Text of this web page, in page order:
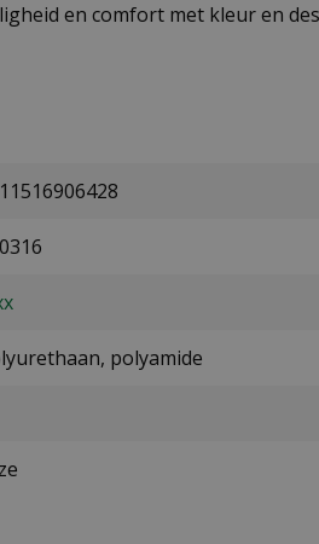
en comfort met kleur en
polyamide